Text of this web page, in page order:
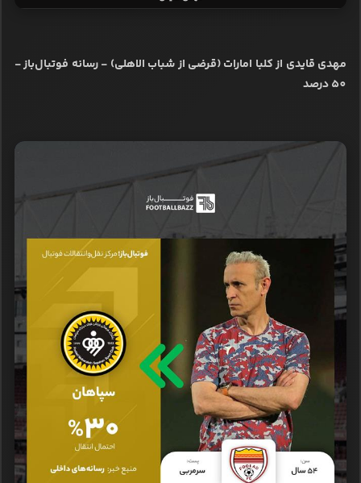
مهدی قایدی از کلبا امارات (قرضی از شباب الاهلی) - رسانه فوتبال‌باز -
50 درصد